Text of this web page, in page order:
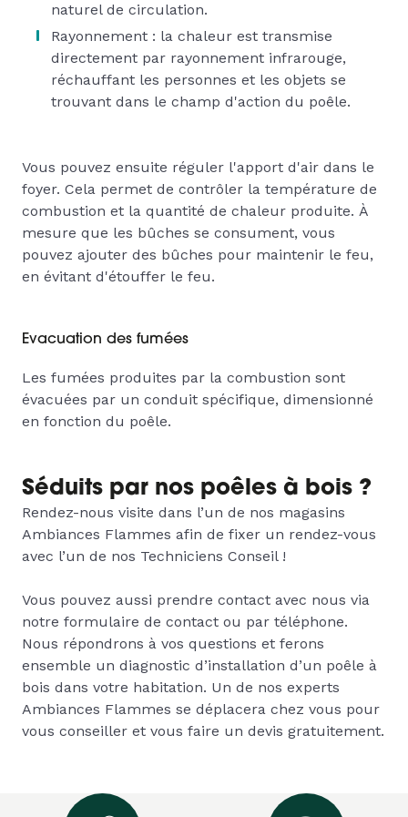
naturel de circulation.
Rayonnement : la chaleur est transmise
directement par rayonnement infrarouge,
réchauffant les personnes et les objets se
trouvant dans le champ d'action du poêle.
Vous pouvez ensuite réguler l'apport d'air dans le
foyer. Cela permet de contrôler la température de
combustion et la quantité de chaleur produite. À
mesure que les bûches se consument, vous
pouvez ajouter des bûches pour maintenir le feu,
en évitant d'étouffer le feu.
Evacuation des fumées
Les fumées produites par la combustion sont
évacuées par un conduit spécifique, dimensionné
en fonction du poêle.
Séduits par nos poêles à bois ?
Rendez-nous visite dans l’un de nos magasins
Ambiances Flammes afin de fixer un rendez-vous
avec l’un de nos Techniciens Conseil !
Vous pouvez aussi prendre contact avec nous via
notre formulaire de contact ou par téléphone.
Nous répondrons à vos questions et ferons
ensemble un diagnostic d’installation d’un poêle à
bois dans votre habitation. Un de nos experts
Ambiances Flammes se déplacera chez vous pour
vous conseiller et vous faire un devis gratuitement.